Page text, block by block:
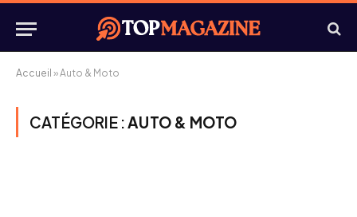
Accueil »Auto & Moto
CATÉGORIE :AUTO & MOTO